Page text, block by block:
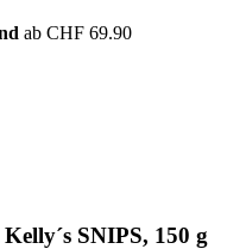
ab CHF 69.90
SNIPS, 150 g